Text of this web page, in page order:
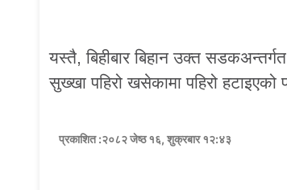
यस्तै, बिहीबार बिहान उक्त
सुख्खा पहिरो खसेकामा पहिरो हटाइएको
प्रकाशित :२०८२ जेष्ठ १६, शुक्रबार १२:४३